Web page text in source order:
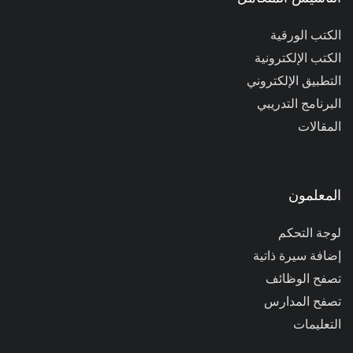
الكتب الورقية
الكتب الإلكترونية
التطبيق الإلكتروني
البرنامج التدريبي
المقالات
المعلمون
لوجة التحكم
إضافة سيرة ذاتية
تصفح الوظائف
تصفح المدارس
التعليمات